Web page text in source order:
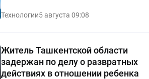
Технологии5 августа 09:08
Житель Ташкентской области
задержан по делу о развратных
действиях в отношении ребенка